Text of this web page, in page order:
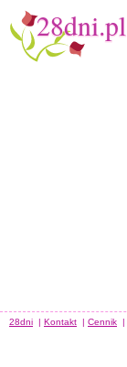
28dni | Kontakt | Cennik |